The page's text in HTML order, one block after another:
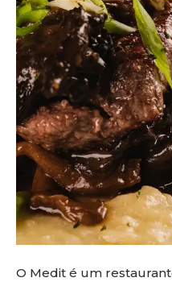
O Medit é um